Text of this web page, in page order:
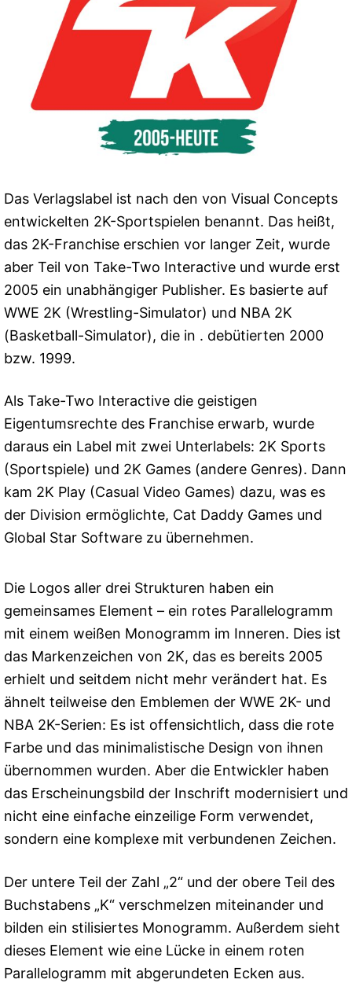
Das Verlagslabel ist nach den von Visual Concepts
entwickelten 2K-Sportspielen benannt. Das heißt,
das 2K-Franchise erschien vor langer Zeit, wurde
aber Teil von Take-Two Interactive und wurde erst
2005 ein unabhängiger Publisher. Es basierte auf
WWE 2K (Wrestling-Simulator) und NBA 2K
(Basketball-Simulator), die in . debütierten 2000
bzw. 1999.
Als Take-Two Interactive die geistigen
Eigentumsrechte des Franchise erwarb, wurde
daraus ein Label mit zwei Unterlabels: 2K Sports
(Sportspiele) und 2K Games (andere Genres). Dann
kam 2K Play (Casual Video Games) dazu, was es
der Division ermöglichte, Cat Daddy Games und
Global Star Software zu übernehmen.
Die Logos aller drei Strukturen haben ein
gemeinsames Element – ein rotes Parallelogramm
mit einem weißen Monogramm im Inneren. Dies ist
das Markenzeichen von 2K, das es bereits 2005
erhielt und seitdem nicht mehr verändert hat. Es
ähnelt teilweise den Emblemen der WWE 2K- und
NBA 2K-Serien: Es ist offensichtlich, dass die rote
Farbe und das minimalistische Design von ihnen
übernommen wurden. Aber die Entwickler haben
das Erscheinungsbild der Inschrift modernisiert und
nicht eine einfache einzeilige Form verwendet,
sondern eine komplexe mit verbundenen Zeichen.
Der untere Teil der Zahl „2“ und der obere Teil des
Buchstabens „K“ verschmelzen miteinander und
bilden ein stilisiertes Monogramm. Außerdem sieht
dieses Element wie eine Lücke in einem roten
Parallelogramm mit abgerundeten Ecken aus.